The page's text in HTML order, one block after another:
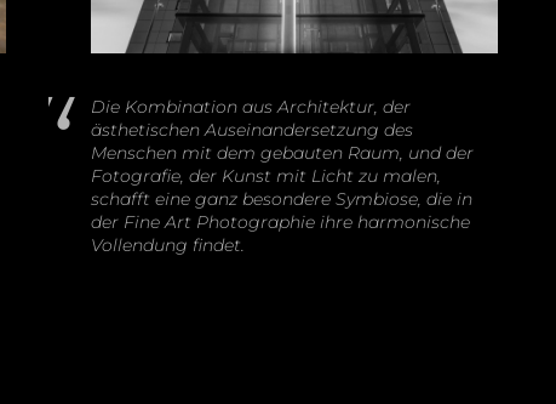
Die Kombination aus Architektur, der
ästhetischen Auseinandersetzung des
Menschen mit dem gebauten Raum, und der
Fotografie, der Kunst mit Licht zu malen,
schafft eine ganz besondere Symbiose, die in
der Fine Art Photographie ihre harmonische
Vollendung findet.